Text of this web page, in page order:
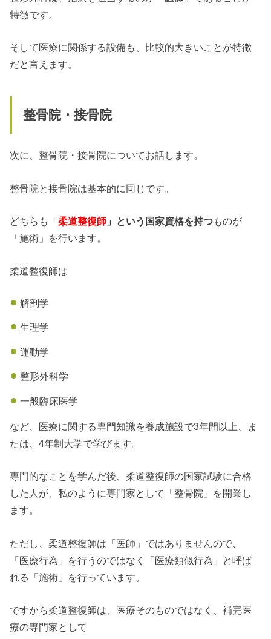
特徴です。
そして医療に関係する設備も、比較的大きいことが特徴
だと言えます。
整骨院・接骨院
次に、整骨院・接骨院についてお話します。
整骨院と接骨院は基本的に同じです。
どちらも「柔道整復師 」という国家資格を持つものが
「施術」を行います。
柔道整復師は
解剖学
生理学
運動学
整形外科学
一般臨床医学
など、医療に関する専門知識を養成施設で3年間以上、ま
たは、4年制大学で学びます。
専門的なことを学んだ後、柔道整復師の国家試験に合格
した人が、私のように専門家として「整骨院」を開業し
ます。
ただし、柔道整復師は「医師」ではありませんので、
「医療行為」を行うのではなく「医療類似行為」と呼ば
れる「施術」を行っています。
ですから柔道整復師は、医療そのものではなく、補完医
療の専門家として